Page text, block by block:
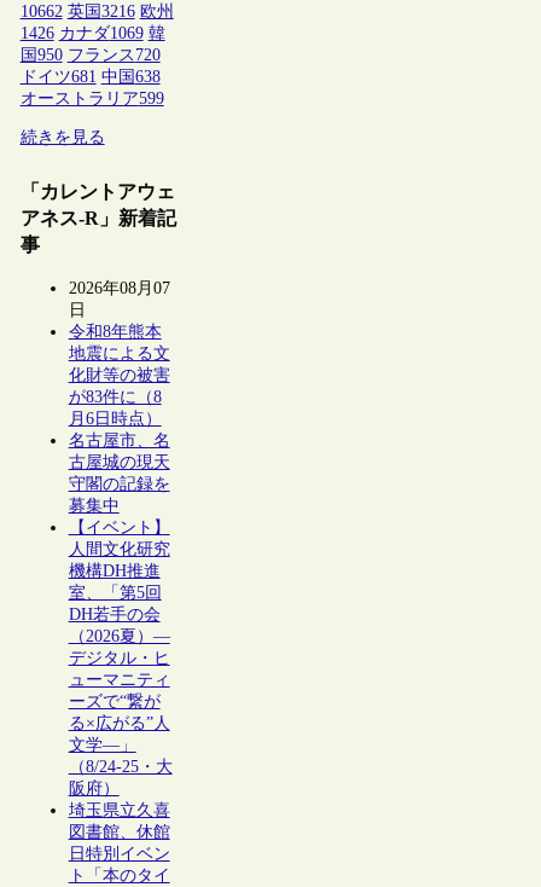
10662 英国3216 欧州
1426 カナダ1069 韓
国950 フランス 720
ドイツ681 中国638
オーストラリア599
続きを見る
「カレントアウェ
アネス-R」新着記
事
2026年08月07
日
令和8年熊本
地震による文
化財等の被害
が83件に（8
月6日時点）
名古屋市、名
古屋城の現天
守閣の記録を
募集中
【イベント】
人間文化研究
機構DH推進
室、「第5回
DH若手の会
（2026夏）―
デジタル・ヒ
ューマニティ
ーズで“繋が
る×広がる”人
文学―」
（8/24-25・大
阪府）
埼玉県立久喜
図書館、休館
日特別イベン
ト「本のタイ